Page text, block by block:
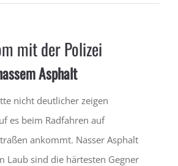
mit der Polizei
Asphalt
nicht deutlicher zeigen
es beim Radfahren auf
ankommt. Nasser Asphalt
Laub sind die härtesten Gegner